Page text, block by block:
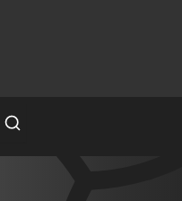
Spielersuche